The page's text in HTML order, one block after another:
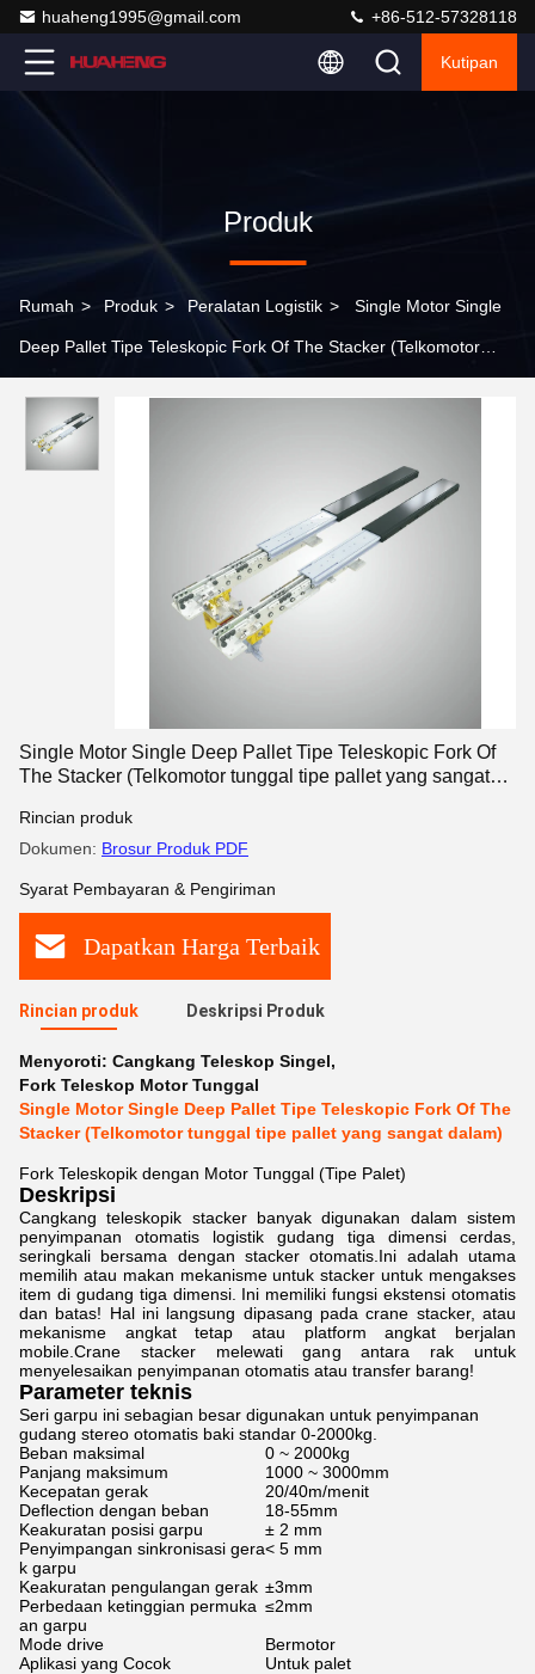
huaheng1995@gmail.com +86-512-57328118
Kutipan
Produk
Rumah > Produk > Peralatan Logistik > Single Motor Single
Deep Pallet Tipe Teleskopic Fork Of The Stacker (Telkomotor
Single Motor Single Deep Pallet Tipe Teleskopic Fork Of
The Stacker (Telkomotor tunggal tipe pallet yang sangat
Rincian produk
Dokumen: Brosur Produk PDF
Syarat Pembayaran & Pengiriman
Dapatkan Harga Terbaik
Rincian produk Deskripsi Produk
Menyoroti: Cangkang Teleskop Singel,
Fork Teleskop Motor Tunggal
Single Motor Single Deep Pallet Tipe Teleskopic Fork Of The
Stacker (Telkomotor tunggal tipe pallet yang sangat dalam)
Fork Teleskopik dengan Motor Tunggal (Tipe Palet)
Deskripsi
Cangkang teleskopik stacker banyak digunakan dalam sistem
penyimpanan otomatis logistik gudang tiga dimensi cerdas,
seringkali bersama dengan stacker otomatis.Ini adalah utama
memilih atau makan mekanisme untuk stacker untuk mengakses
item di gudang tiga dimensi. Ini memiliki fungsi ekstensi otomatis
dan batas! Hal ini langsung dipasang pada crane stacker, atau
mekanisme angkat tetap atau platform angkat berjalan
mobile.Crane stacker melewati gang antara rak untuk
menyelesaikan penyimpanan otomatis atau transfer barang!
Parameter teknis
Seri garpu ini sebagian besar digunakan untuk penyimpanan
gudang stereo otomatis baki standar 0-2000kg.
Beban maksimal
0 ~ 2000kg
Panjang maksimum
1000 ~ 3000mm
Kecepatan gerak
20/40m/menit
Deflection dengan beban
18-55mm
Keakuratan posisi garpu
± 2 mm
Penyimpangan sinkronisasi gera
k garpu
< 5 mm
Keakuratan pengulangan gerak ±3mm
Perbedaan ketinggian permuka
an garpu
≤2mm
Mode drive
Bermotor
Aplikasi yang Cocok
Untuk palet